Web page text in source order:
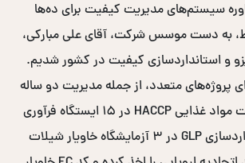
سیستم‌های مدیریت کیفیت برای ده‌ها
به دست موسس شرکت، آقای علی مبارکی،
و استانداردسازی کیفیت در کشور شدیم.
پروژه‌های متعدد، از جمله مدیریت دو ساله
پروژه ایمنی و بهداشت مواد غذایی HACCP در ۱۵ ایستگاه فرآوری
خاویار ایران و استانداردسازی GLP در ۳ آزمایشگاه خاویار شیلات